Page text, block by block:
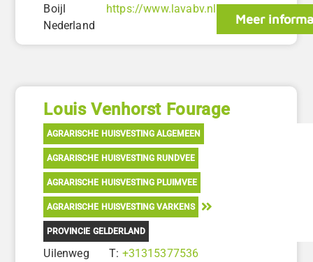
Boijl
Nederland
https://www.lavabv.nl
Meer
Louis Venhorst Fourage
AGRARISCHE HUISVESTING ALGEMEEN
AGRARISCHE HUISVESTING RUNDVEE
AGRARISCHE HUISVESTING PLUIMVEE
AGRARISCHE HUISVESTING VARKENS
PROVINCIE GELDERLAND
Uilenweg
T: +31315377536